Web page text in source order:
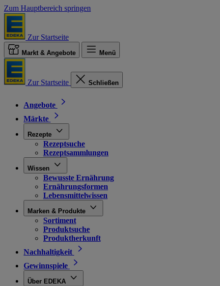
Zum Hauptbereich springen
Zur Startseite
Markt & Angebote Menü
Zur Startseite Schließen
Angebote
Märkte
Rezepte
Rezeptsuche
Rezeptsammlungen
Wissen
Bewusste Ernährung
Ernährungsformen
Lebensmittelwissen
Marken & Produkte
Sortiment
Produktsuche
Produktherkunft
Nachhaltigkeit
Gewinnspiele
Über EDEKA